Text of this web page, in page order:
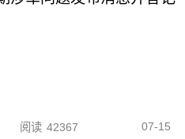
阅读 42367 07-15